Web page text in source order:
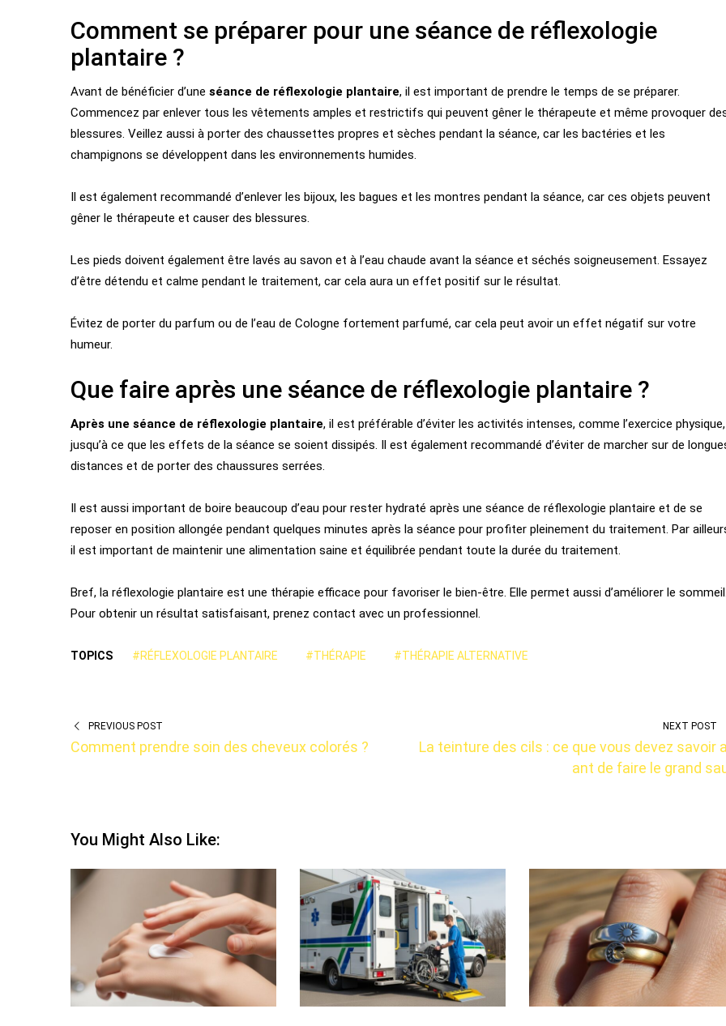
Comment se préparer pour une séance de réflexologie
plantaire ?
Avant de bénéficier d’une séance de réflexologie plantaire, il est important de prendre le temps de se préparer.
Commencez par enlever tous les vêtements amples et restrictifs qui peuvent gêner le thérapeute et même provoquer
blessures. Veillez aussi à porter des chaussettes propres et sèches pendant la séance, car les bactéries et les
champignons se développent dans les environnements humides.
Il est également recommandé d’enlever les bijoux, les bagues et les montres pendant la séance, car ces objets peuvent
gêner le thérapeute et causer des blessures.
Les pieds doivent également être lavés au savon et à l’eau chaude avant la séance et séchés soigneusement. Essayez
d’être détendu et calme pendant le traitement, car cela aura un effet positif sur le résultat.
Évitez de porter du parfum ou de l’eau de Cologne fortement parfumé, car cela peut avoir un effet négatif sur votre
humeur.
Que faire après une séance de réflexologie plantaire ?
Après une séance de réflexologie plantaire, il est préférable d’éviter les activités intenses, comme l’exercice physique,
jusqu’à ce que les effets de la séance se soient dissipés. Il est également recommandé d’éviter de marcher sur de
distances et de porter des chaussures serrées.
Il est aussi important de boire beaucoup d’eau pour rester hydraté après une séance de réflexologie plantaire et de se
reposer en position allongée pendant quelques minutes après la séance pour profiter pleinement du traitement. Par
il est important de maintenir une alimentation saine et équilibrée pendant toute la durée du traitement.
Bref, la réflexologie plantaire est une thérapie efficace pour favoriser le bien-être. Elle permet aussi d’améliorer le
Pour obtenir un résultat satisfaisant, prenez contact avec un professionnel.
TOPICS #RÉFLEXOLOGIE PLANTAIRE #THÉRAPIE #THÉRAPIE ALTERNATIVE
PREVIOUS POST
Comment prendre soin des cheveux colorés ?
NEXT POST
La teinture des cils : ce que vous devez savoir
ant de faire le grand
You Might Also Like: